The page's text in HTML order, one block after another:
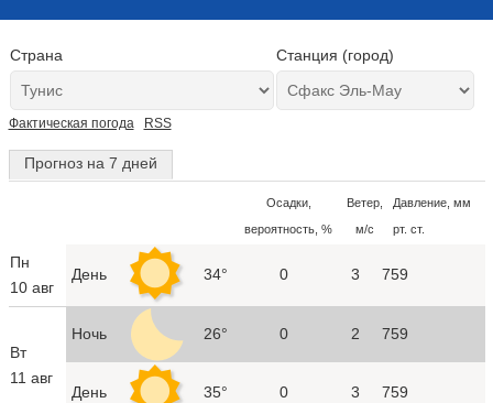
Страна Станция (город)
Фактическая погода RSS
Прогноз на 7 дней
Осадки,
вероятность, %
Ветер,
м/с
Давление, мм
рт. ст.
Пн
10 авг
День 34° 0 3 759
Вт
11 авг
Ночь 26° 0 2 759
День 35° 0 3 759